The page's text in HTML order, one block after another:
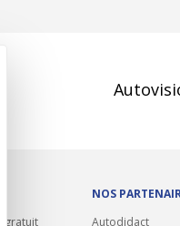
gratuit
NOS
Autodidact